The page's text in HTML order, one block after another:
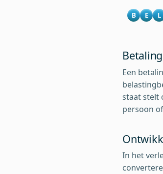
B E L
Een
staat stelt
persoon
In het